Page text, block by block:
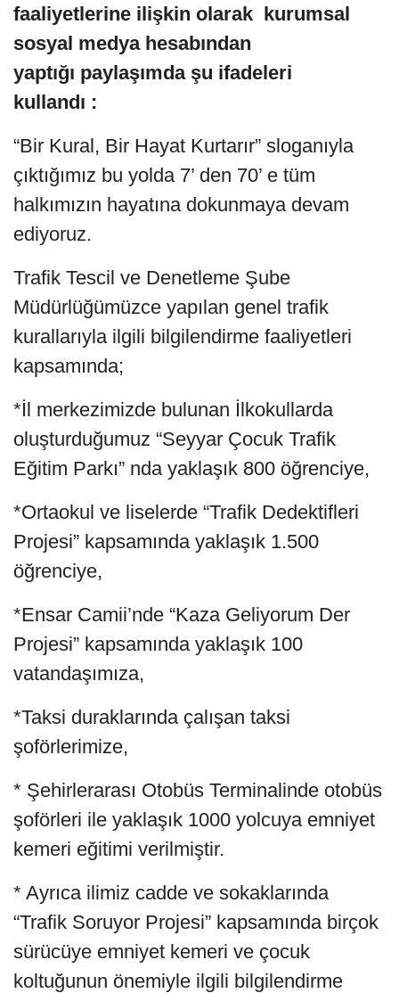
faaliyetlerine ilişkin olarak kurumsal
sosyal medya hesabından
yaptığı paylaşımda şu ifadeleri
kullandı :
“Bir Kural, Bir Hayat Kurtarır” sloganıyla
çıktığımız bu yolda 7’ den 70’ e tüm
halkımızın hayatına dokunmaya devam
ediyoruz.
Trafik Tescil ve Denetleme Şube
Müdürlüğümüzce yapılan genel trafik
kurallarıyla ilgili bilgilendirme faaliyetleri
kapsamında;
*İl merkezimizde bulunan İlkokullarda
oluşturduğumuz “Seyyar Çocuk Trafik
Eğitim Parkı” nda yaklaşık 800 öğrenciye,
*Ortaokul ve liselerde “Trafik Dedektifleri
Projesi” kapsamında yaklaşık 1.500
öğrenciye,
*Ensar Camii’nde “Kaza Geliyorum Der
Projesi” kapsamında yaklaşık 100
vatandaşımıza,
*Taksi duraklarında çalışan taksi
şoförlerimize,
* Şehirlerarası Otobüs Terminalinde otobüs
şoförleri ile yaklaşık 1000 yolcuya emniyet
kemeri eğitimi verilmiştir.
* Ayrıca ilimiz cadde ve sokaklarında
“Trafik Soruyor Projesi” kapsamında birçok
sürücüye emniyet kemeri ve çocuk
koltuğunun önemiyle ilgili bilgilendirme